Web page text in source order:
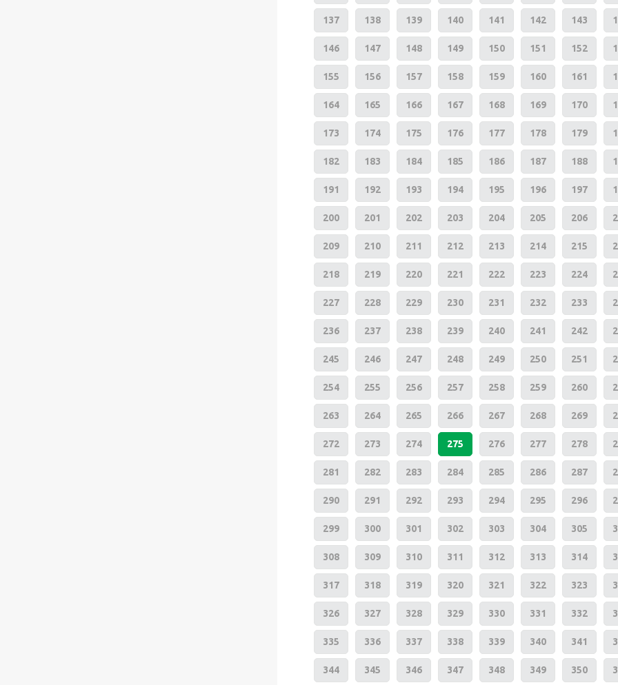
137 138 139 140 141 142 143
146 147 148 149 150 151 152
155 156 157 158 159 160 161
164 165 166 167 168 169 170
173 174 175 176 177 178 179
182 183 184 185 186 187 188
191 192 193 194 195 196 197
200 201 202 203 204 205 206
209 210 211 212 213 214 215
218 219 220 221 222 223 224
227 228 229 230 231 232 233
236 237 238 239 240 241 242
245 246 247 248 249 250 251
254 255 256 257 258 259 260
263 264 265 266 267 268 269
272 273 274 275 276 277 278
281 282 283 284 285 286 287
290 291 292 293 294 295 296
299 300 301 302 303 304 305
308 309 310 311 312 313 314
317 318 319 320 321 322 323
326 327 328 329 330 331 332
335 336 337 338 339 340 341
344 345 346 347 348 349 350